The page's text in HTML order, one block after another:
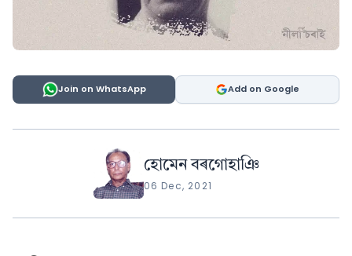
Join on WhatsApp Add on Google
হোমেন বৰগোহাঞি
06 Dec, 2021